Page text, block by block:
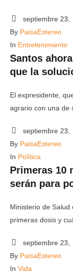
septiembre 23
By PaisaEstereo
In Entretenimiento
Santos
que la
El expresidente,
agrario con una de
septiembre 23
By PaisaEstereo
In Política
Primeras 10
serán para
Ministerio de
primeras dosis y
septiembre 23
By PaisaEstereo
In Vida